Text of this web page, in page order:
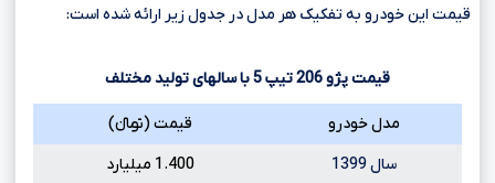
قیمت این خودرو به تفکیک هر مدل در جدول زیر ارائه شده است:
قیمت پژو206تیپ5با سالهای تولید مختلف
مدل خودرو
قیمت (تومانءءء)
سال 1399
1.400 میلیارد